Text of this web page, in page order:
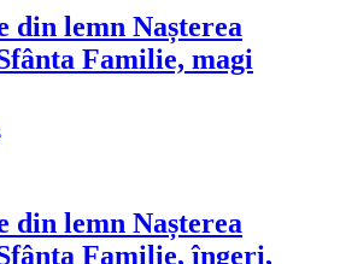
din lemn Nașterea
Familie, magi
din lemn Nașterea
Familie, îngeri,